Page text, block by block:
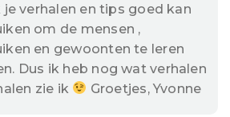
je verhalen en tips goed kan
om de mensen ,
en gewoonten te leren
Dus ik heb nog wat verhalen
zie ik
Groetjes, Yvonne